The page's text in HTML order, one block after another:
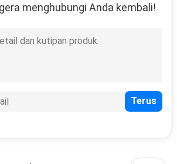
menghubungi Anda kembali!